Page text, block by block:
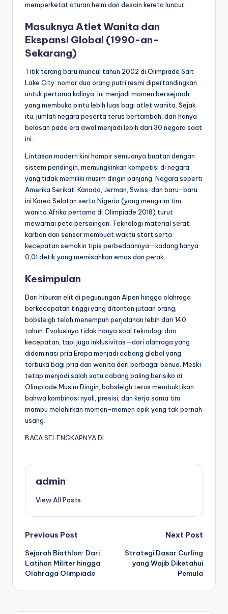
memperketat aturan helm dan desain kereta luncur.
Masuknya Atlet Wanita dan
Ekspansi Global (1990-an–
Sekarang)
Titik terang baru muncul tahun 2002 di Olimpiade Salt
Lake City: nomor dua orang putri resmi dipertandingkan
untuk pertama kalinya. Ini menjadi momen bersejarah
yang membuka pintu lebih luas bagi atlet wanita. Sejak
itu, jumlah negara peserta terus bertambah, dari hanya
belasan pada era awal menjadi lebih dari 30 negara saat
ini.
Lintasan modern kini hampir semuanya buatan dengan
sistem pendingin, memungkinkan kompetisi di negara
yang tidak memiliki musim dingin panjang. Negara seperti
Amerika Serikat, Kanada, Jerman, Swiss, dan baru-baru
ini Korea Selatan serta Nigeria (yang mengirim tim
wanita Afrika pertama di Olimpiade 2018) turut
mewarnai peta persaingan. Teknologi material serat
karbon dan sensor membuat waktu start serta
kecepatan semakin tipis perbedaannya—kadang hanya
0,01 detik yang memisahkan emas dan perak.
Kesimpulan
Dari hiburan elit di pegunungan Alpen hingga olahraga
berkecepatan tinggi yang ditonton jutaan orang,
bobsleigh telah menempuh perjalanan lebih dari 140
tahun. Evolusinya tidak hanya soal teknologi dan
kecepatan, tapi juga inklusivitas—dari olahraga yang
didominasi pria Eropa menjadi cabang global yang
terbuka bagi pria dan wanita dari berbagai benua. Meski
tetap menjadi salah satu cabang paling berisiko di
Olimpiade Musim Dingin, bobsleigh terus membuktikan
bahwa kombinasi nyali, presisi, dan kerja sama tim
mampu melahirkan momen-momen epik yang tak pernah
usang.
BACA SELENGKAPNYA DI….
admin
View All Posts
Post
navigation
Previous Post
Sejarah Biathlon: Dari
Latihan Militer hingga
Olahraga Olimpiade
Next Post
Strategi Dasar Curling
yang Wajib Diketahui
Pemula